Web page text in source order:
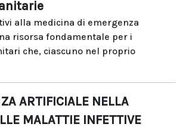
alla medicina di emergenza
risorsa fondamentale per i
che, ciascuno nel proprio
ARTIFICIALE NELLA
MALATTIE INFETTIVE